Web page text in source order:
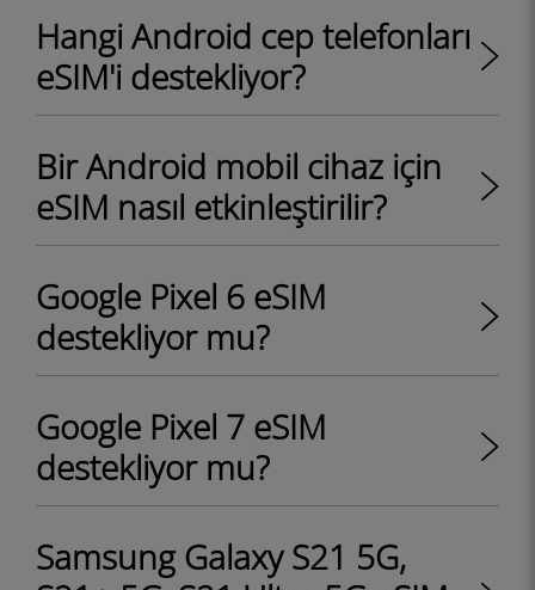
Hangi Android cep telefonları
eSIM'i destekliyor?
Bir Android mobil cihaz için
eSIM nasıl etkinleştirilir?
Google Pixel 6 eSIM
destekliyor mu?
Google Pixel 7 eSIM
destekliyor mu?
Samsung Galaxy S21 5G,